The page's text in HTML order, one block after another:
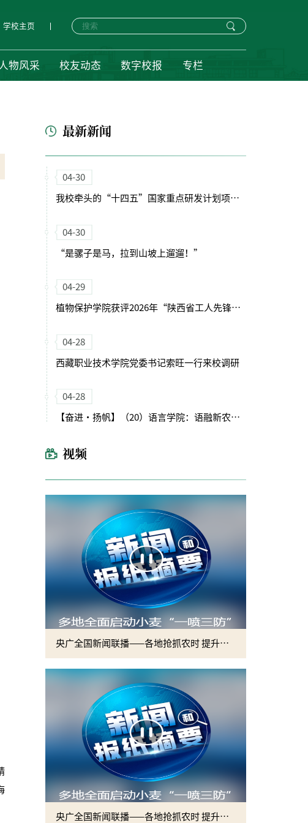
学校主页
人物风采 校友动态 数字校报 专栏
最新新闻
04-30
我校牵头的“十四五”国家重点研发计划项目启动会暨实施方案论证会顺利召开
04-30
“是骡子是马，拉到山坡上遛遛！”
04-29
植物保护学院获评2026年“陕西省工人先锋号”
04-28
西藏职业技术学院党委书记索旺一行来校调研
04-28
【奋进・扬帆】（20）语言学院：语融新农启征程 文润育人谱新篇
视频
央广全国新闻联播——各地抢抓农时 提升春管效率 夯实夏粮增收基础 (2)
央广全国新闻联播——各地抢抓农时 提升春管效率 夯实夏粮增收基础 (1)